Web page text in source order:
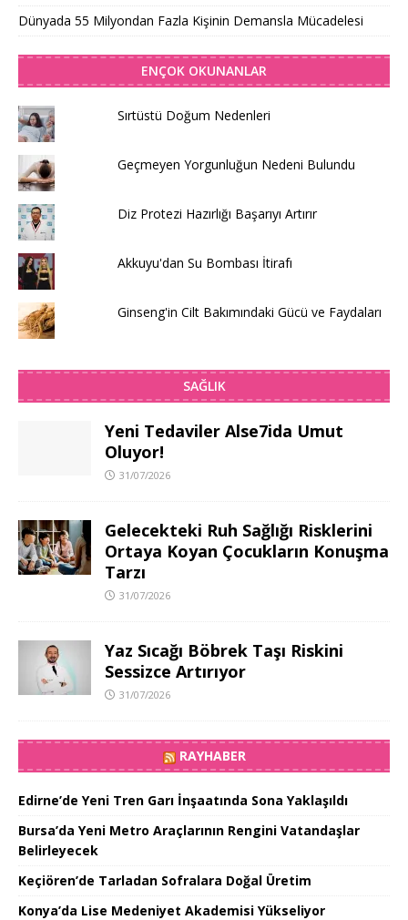
Dünyada 55 Milyondan Fazla Kişinin Demansla Mücadelesi
ENÇOK OKUNANLAR
Sırtüstü Doğum Nedenleri
Geçmeyen Yorgunluğun Nedeni Bulundu
Diz Protezi Hazırlığı Başarıyı Artırır
Akkuyu'dan Su Bombası İtirafı
Ginseng'in Cilt Bakımındaki Gücü ve Faydaları
SAĞLIK
Yeni Tedaviler Alse7ida Umut
Oluyor!
31/07/2026
Gelecekteki Ruh Sağlığı Risklerini
Ortaya Koyan Çocukların Konuşma
Tarzı
31/07/2026
Yaz Sıcağı Böbrek Taşı Riskini
Sessizce Artırıyor
31/07/2026
RAYHABER
Edirne’de Yeni Tren Garı İnşaatında Sona Yaklaşıldı
Bursa’da Yeni Metro Araçlarının Rengini Vatandaşlar
Belirleyecek
Keçiören’de Tarladan Sofralara Doğal Üretim
Konya’da Lise Medeniyet Akademisi Yükseliyor